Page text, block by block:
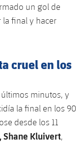
un gol de
la final y hacer
cruel en los
minutos, y
la final en los 90
desde los 11
Shane Kluivert,